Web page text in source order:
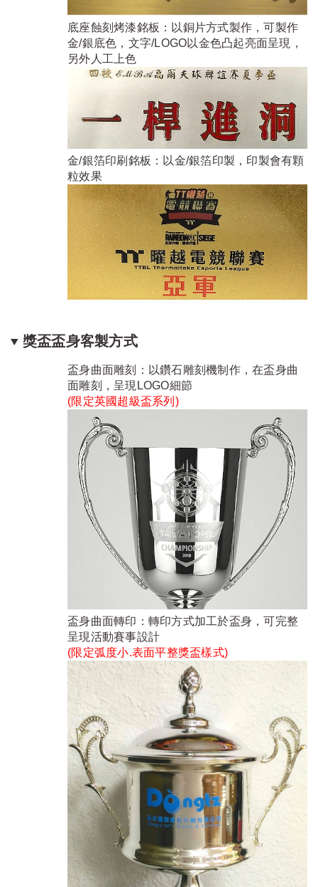
底座蝕刻烤漆銘板：以銅片方式製作，可製作
金/銀底色，文字/LOGO以金色凸起亮面呈現，
另外人工上色
金/銀箔印刷銘板：以金/銀箔印製，印製會有顆
粒效果
獎盃盃身客製方式
盃身曲面雕刻：以鑽石雕刻機制作，在盃身曲
面雕刻，呈現LOGO細節
(限定英國超級盃系列 )
盃身曲面轉印：轉印方式加工於盃身，可完整
呈現活動賽事設計
(限定弧度小.表面平整獎盃樣式)